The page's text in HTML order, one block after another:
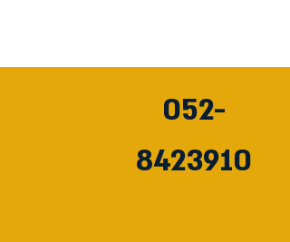
052-
8423910